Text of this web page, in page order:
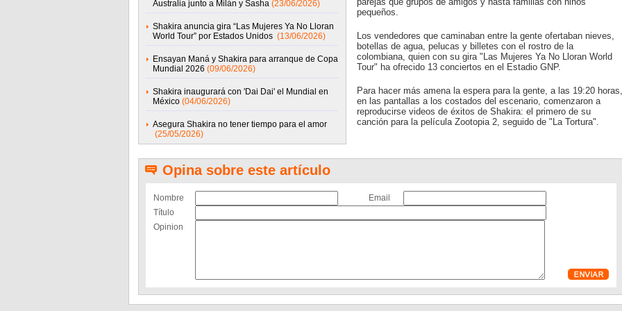
Australia junto a Milán y Sasha (23/06/2026)
Shakira anuncia gira “Las Mujeres Ya No Lloran
World Tour” por Estados Unidos (13/06/2026)
Ensayan Maná y Shakira para arranque de Copa
Mundial 2026 (09/06/2026)
Shakira inaugurará con 'Dai Dai' el Mundial en
México (04/06/2026)
Asegura Shakira no tener tiempo para el amor
(25/05/2026)
pequeños.
Los vendedores que caminaban entre la gente ofertaban nieves,
botellas de agua, pelucas y billetes con el rostro de la
colombiana, quien con su gira "Las Mujeres Ya No Lloran World
Tour" ha ofrecido 13 conciertos en el Estadio GNP.
Para hacer más amena la espera para la gente, a las 19:20 horas,
en las pantallas a los costados del escenario, comenzaron a
reproducirse videos de éxitos de Shakira: el primero de su
canción para la película Zootopia 2, seguido de "La Tortura".
Opina sobre este artículo
Nombre
Email
Título
Opinion